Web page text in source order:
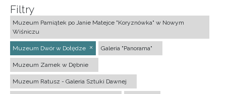
Filtry
Muzeum Pamiątek po Janie Matejce "Koryznówka" w Nowym
Wiśniczu
Muzeum Dwór w Dołędze Galeria "Panorama"
Muzeum Zamek w Dębnie
Muzeum Ratusz - Galeria Sztuki Dawnej